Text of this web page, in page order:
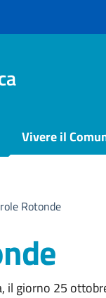
Vivere il
Rotonde
il giorno 25